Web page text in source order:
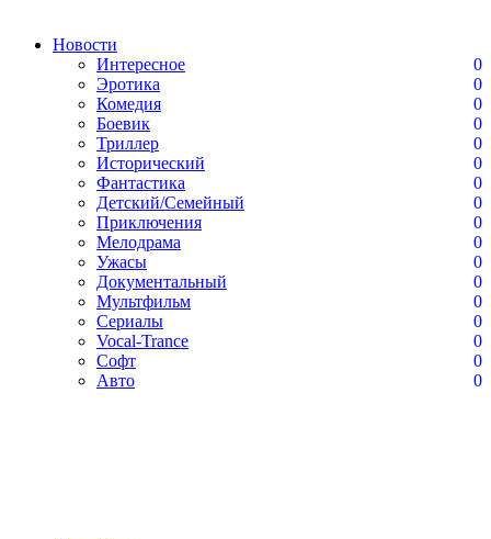
Новости
Интересное
0
Эротика
0
Комедия
0
Боевик
0
Триллер
0
Исторический
0
Фантастика
0
Детский/Семейный
0
Приключения
0
Мелодрама
0
Ужасы
0
Документальный
0
Мультфильм
0
Сериалы
0
Vocal-Trance
0
Софт
0
Авто
0